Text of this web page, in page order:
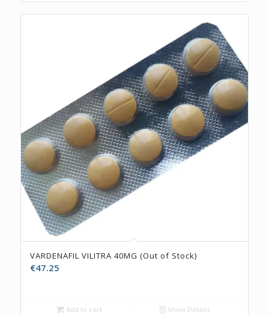
VARDENAFIL VILITRA 40MG (Out of Stock)
€47.25
Add to cart Show Details